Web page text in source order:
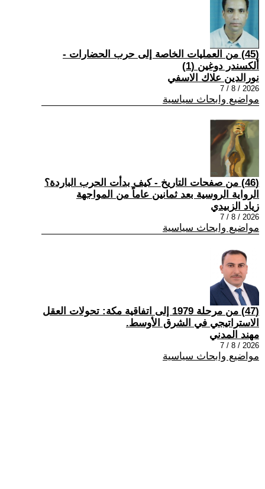
(45) من العمليات الخاصة إلى حرب الحضارات -
ألكسندر دوغين (1)
نورالدين علاك الاسفي
2026 / 8 / 7
مواضيع وابحاث سياسية
(46) من صفحات التاريخ - كيف بدأت الحرب الباردة؟
الرواية الروسية بعد ثمانين عاماً من المواجهة
زياد الزبيدي
2026 / 8 / 7
مواضيع وابحاث سياسية
(47) من مرحلة 1979 إلى اتفاقية مكة: تحولات العقل
الاستراتيجي في الشرق الأوسط.
مهند المدني
2026 / 8 / 7
مواضيع وابحاث سياسية